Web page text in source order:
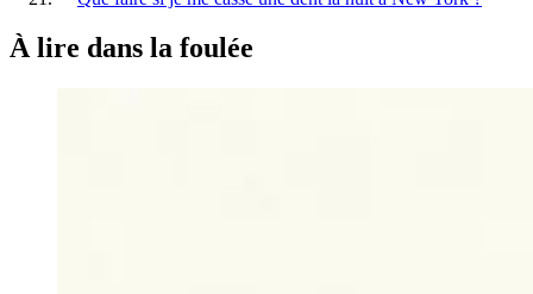
À lire dans la foulée